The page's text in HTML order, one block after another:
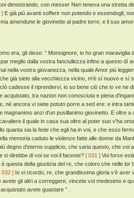
dimostrando, con messer Neri teneva una stretta
] E già piú avanti sofferir non potendo e essendogli,
amendune le giovinette al padre torre, e il suo
era, gli disse: “ Monsignore, io ho gran maraviglia
meglio dalla vostra fanciullezza infino a questo dí
nella vostra giovanezza, nella quale Amor piú
già siete alla vecchiezza vicino, m'è sí nuovo e sí
cadesse il riprendervi, io so bene ciò che io ve ne
acquistato, tra nazion non conosciuta e piena
né ancora vi siete potuto porre a sed ere: e intra
magnanimo anzi d'un pusillanimo giovinetto. E oltre
il quale in casa sua oltre al poter suo v'ha
quanta sia la fede che egli ha in voi, e che esso
memoria caduto le violenze fatte alle donne da
degno d'eterno supplicio, che saria questo, che voi
si direbbe di voi se voi il faceste? [ 031 ] Voi forse
questa della giustizia del re, che coloro che nelle
032 ] Io vi ricordo, re, che grandissima gloria v'è aver
gli altri a correggere, vincete voi medesimo e
avete guastare ” .